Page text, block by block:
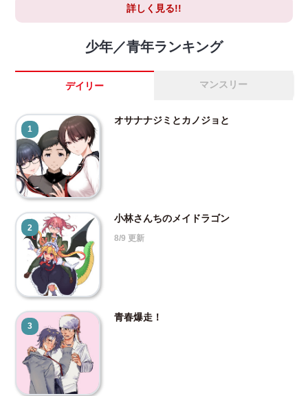
詳しく見る!!
少年／青年ランキング
デイリー マンスリー
1
オサナナジミとカノジョと
2
小林さんちのメイドラゴン
8/9 更新
3
青春爆走！